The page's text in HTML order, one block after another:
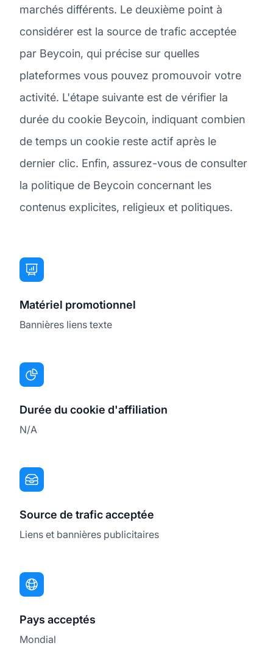
marchés différents. Le deuxième point à
considérer est la source de trafic acceptée
par Beycoin, qui précise sur quelles
plateformes vous pouvez promouvoir votre
activité. L'étape suivante est de vérifier la
durée du cookie Beycoin, indiquant combien
de temps un cookie reste actif après le
dernier clic. Enfin, assurez-vous de consulter
la politique de Beycoin concernant les
contenus explicites, religieux et politiques.
Matériel promotionnel
Bannières liens texte
Durée du cookie d'affiliation
N/A
Source de trafic acceptée
Liens et bannières publicitaires
Pays acceptés
Mondial